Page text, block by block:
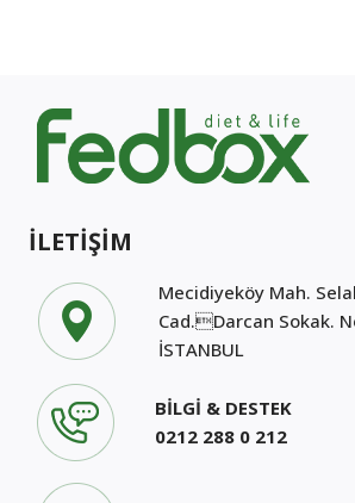
İLETİŞİM
Mecidiyeköy Mah.
Cad.Darcan Sokak.
İSTANBUL
BİLGİ & DESTEK
0212 288 0 212